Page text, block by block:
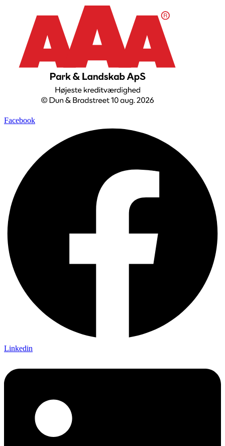
Facebook
Linkedin